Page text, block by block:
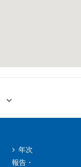
年次
報告・